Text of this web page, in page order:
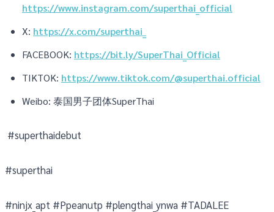
https://www.instagram.com/superthai_official
X: https://x.com/superthai_
FACEBOOK: https://bit.ly/SuperThai_Official
TIKTOK: https://www.tiktok.com/@superthai.official
Weibo: 泰国男子团体SuperThai
#superthaidebut
#superthai
#ninjx_apt #Ppeanutp #plengthai_ynwa #TADALEE